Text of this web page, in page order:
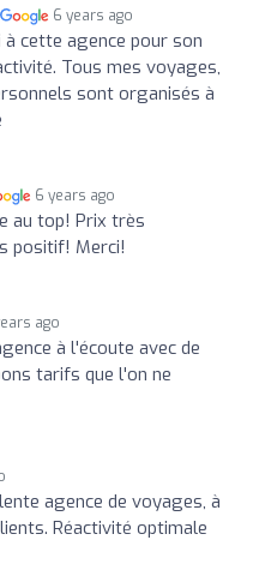
6 years ago
à cette agence pour son
Tous mes voyages,
sont organisés à
6 years ago
au top! Prix très
positif! Merci!
ago
à l'écoute avec de
tarifs que l'on ne
agence de voyages, à
Réactivité optimale